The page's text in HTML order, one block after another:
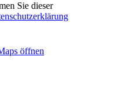
Sie dieser
öffnen